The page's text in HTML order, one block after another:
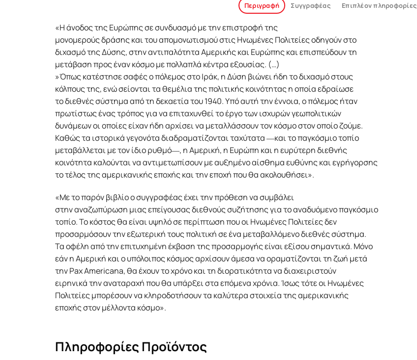
Περιγραφή Συγγραφέας Επιπλέον πληροφορίες
«H άνοδος της Ευρώπης σε συνδυασμό με την επιστροφή της
μονομερούς δράσης και του απομονωτισμού στις Ηνωμένες Πολιτείες οδηγούν στο
διχασμό της Δύσης, στην αντιπαλότητα Αμερικής και Ευρώπης και επισπεύδουν τη
μετάβαση προς έναν κόσμο με πολλαπλά κέντρα εξουσίας. (…)
»Όπως κατέστησε σαφές ο πόλεμος στο Ιράκ, η Δύση βιώνει ήδη το διχασμό στους
κόλπους της, ενώ σείονται τα θεμέλια της πολιτικής κοινότητας η οποία εδραίωσε
το διεθνές σύστημα από τη δεκαετία του 1940. Υπό αυτή την έννοια, ο πόλεμος ήταν
πρωτίστως ένας τρόπος για να επιταχυνθεί το έργο των ισχυρών γεωπολιτικών
δυνάμεων οι οποίες είχαν ήδη αρχίσει να μεταλλάσσουν τον κόσμο στον οποίο ζούμε.
Καθώς τα ιστορικά γεγονότα διαδραματίζονται ταχύτατα ―και το παγκόσμιο τοπίο
μεταβάλλεται με τον ίδιο ρυθμό―, η Αμερική, η Ευρώπη και η ευρύτερη διεθνής
κοινότητα καλούνται να αντιμετωπίσουν με αυξημένο αίσθημα ευθύνης και εγρήγορσης
το τέλος της αμερικανικής εποχής και την εποχή που θα ακολουθήσει».
«Mε το παρόν βιβλίο ο συγγραφέας έχει την πρόθεση να συμβάλει
στην αναζωπύρωση μιας επείγουσας διεθνούς συζήτησης για το αναδυόμενο παγκόσμιο
τοπίο. Το κόστος θα είναι υψηλό σε περίπτωση που οι Ηνωμένες Πολιτείες δεν
προσαρμόσουν την εξωτερική τους πολιτική σε ένα μεταβαλλόμενο διεθνές σύστημα.
Τα οφέλη από την επιτυχημένη έκβαση της προσαρμογής είναι εξίσου σημαντικά. Μόνο
εάν η Αμερική και ο υπόλοιπος κόσμος αρχίσουν άμεσα να οραματίζονται τη ζωή μετά
την Pax Americana, θα έχουν το χρόνο και τη διορατικότητα να διαχειριστούν
ειρηνικά την αναταραχή που θα υπάρξει στα επόμενα χρόνια. Ίσως τότε οι Ηνωμένες
Πολιτείες μπορέσουν να κληροδοτήσουν τα καλύτερα στοιχεία της αμερικανικής
εποχής στον μέλλοντα κόσμο».
Πληροφορίες Προϊόντος